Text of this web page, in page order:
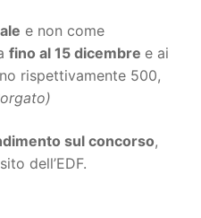
e non come
fino al 15 dicembre e ai
rispettivamente 500,
sul concorso,
dell’EDF.